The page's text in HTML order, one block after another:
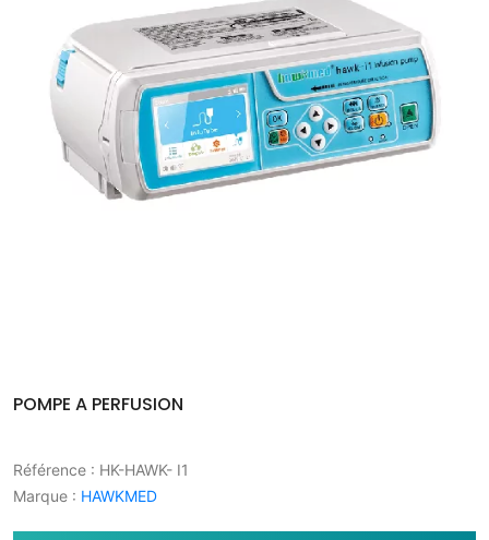
POMPE A PERFUSION
Référence : HK-HAWK- I1
Marque : HAWKMED